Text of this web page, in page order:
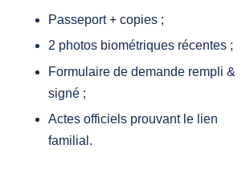
Passeport + copies ;
2 photos biométriques récentes ;
Formulaire de demande rempli &
signé ;
Actes officiels prouvant le lien
familial.